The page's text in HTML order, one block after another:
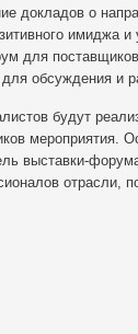
докладов о
имиджа
для
обсуждения и
будут
мероприятия.
выставки-
отрасли,